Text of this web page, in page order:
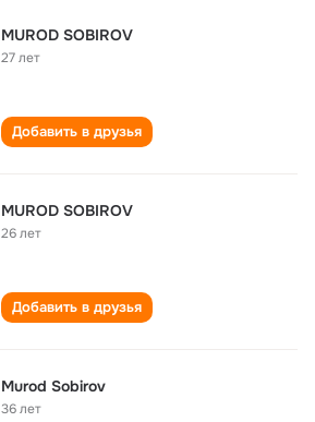
MUROD SOBIROV
27 лет
Добавить в друзья
MUROD SOBIROV
26 лет
Добавить в друзья
Murod Sobirov
36 лет